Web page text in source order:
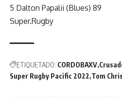
5 Dalton Papalii (Blues) 89
Super.Rugby
ETIQUETADO: CORDOBAXV
Super Rugby Pacific 2022 Tom